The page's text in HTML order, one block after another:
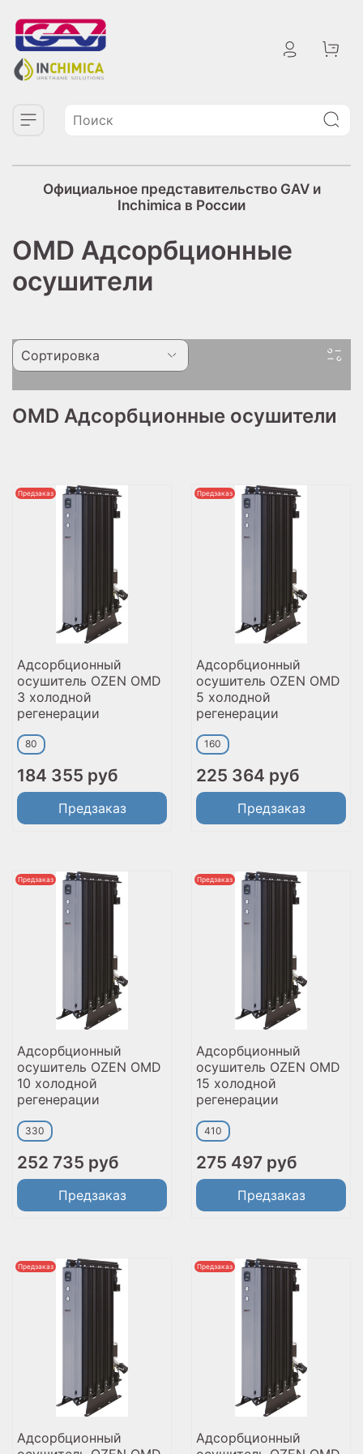
Официальное представительство GAV и
Inchimica в России
OMD Адсорбционные
осушители
OMD Адсорбционные осушители
Предзаказ
Адсорбционный
осушитель OZEN OMD
3 холодной
регенерации
80
184 355 руб
Предзаказ
Предзаказ
Адсорбционный
осушитель OZEN OMD
5 холодной
регенерации
160
225 364 руб
Предзаказ
Предзаказ
Адсорбционный
осушитель OZEN OMD
10 холодной
регенерации
330
252 735 руб
Предзаказ
Предзаказ
Адсорбционный
осушитель OZEN OMD
15 холодной
регенерации
410
275 497 руб
Предзаказ
Предзаказ
Адсорбционный
Предзаказ
Адсорбционный